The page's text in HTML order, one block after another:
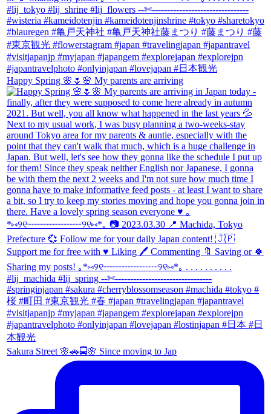
Happy Spring 🌸🌷🌸 My parents are arriving
Sakura Street 🌸🚗🚍🌸 Since moving to Jap